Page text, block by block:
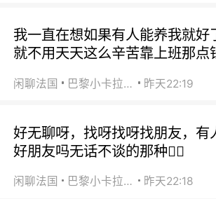
我一直在想如果有人能养我就好
就不用天天这么辛苦靠上班那点
闲聊法国 巴黎小卡拉咪 昨天22:19
好无聊呀，找呀找呀找朋友，有
好朋友吗无话不谈的那种😮‍💨
闲聊法国 巴黎小卡拉咪 昨天22:18